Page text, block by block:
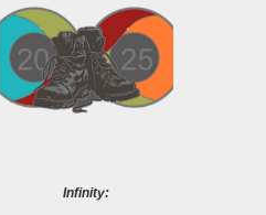
Infinity: